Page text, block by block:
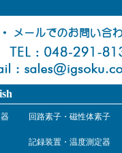
回路素子・磁性体素子
記録装置・温度測定器